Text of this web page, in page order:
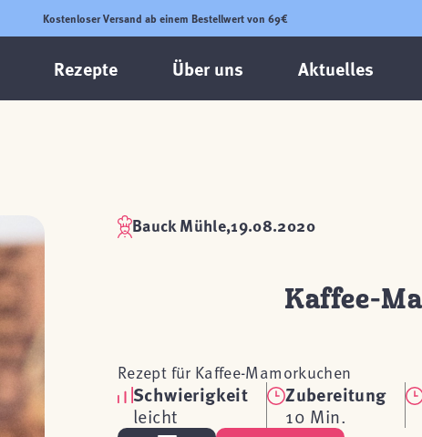
Kostenloser Versand ab einem Bestellwert von 69€
Rezepte Über uns Aktuelles
Bauck Mühle,19.08.2020
Kaffee-
Rezept für Kaffee-Mamorkuchen
Schwierigkeit
leicht
Zubereitung
10 Min.